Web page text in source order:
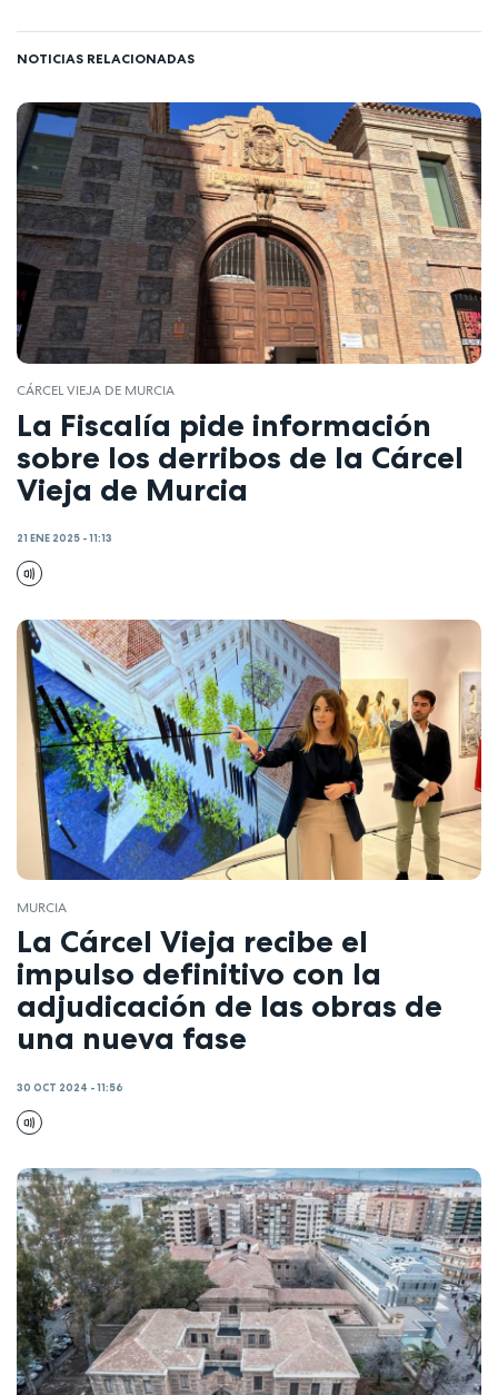
NOTICIAS RELACIONADAS
CÁRCEL VIEJA DE MURCIA
La Fiscalía pide información
sobre los derribos de la Cárcel
Vieja de Murcia
21 ENE 2025 - 11:13
MURCIA
La Cárcel Vieja recibe el
impulso definitivo con la
adjudicación de las obras de
una nueva fase
30 OCT 2024 - 11:56